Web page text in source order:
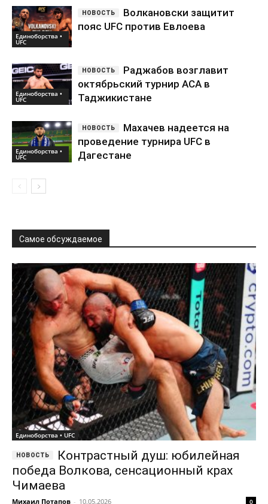
Единоборства •
UFC
Волкановски защитит
пояс UFC против Евлоева
Единоборства •
UFC
Раджабов возглавит
октябрьский турнир АСА в
Таджикистане
Единоборства •
UFC
Махачев надеется на
проведение турнира UFC в
Дагестане
Самое обсуждаемое
Единоборства • UFC
Контрастный душ: юбилейная
победа Волкова, сенсационный крах
Чимаева
Михаил Потапов - 10.05.2026 0